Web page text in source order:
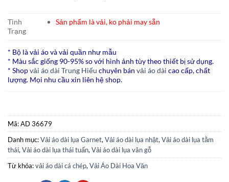
Tình
Trạng
Sản phẩm là vải, ko phải may sẵn
* Bộ là vải áo và vải quần như mẫu
* Màu sắc giống 90-95% so với hình ảnh tùy theo thiết bị sử dụng.
* Shopvải áo dài Trung Hiếu chuyên bán vải áo dài cao cấp, chất
lượng. Mọi nhu cầu xin liên hệ shop.
Mã:AD 36679
Danh mục:Vải áo dài lụa Garnet, Vải áo dài lụa nhật, Vải áo dài lụa tằm
thái, Vải áo dài lụa thái tuấn, Vải áo dài lụa vân gỗ
Từ khóa:vải áo dài cá chép, Vải Áo Dài Hoa Văn